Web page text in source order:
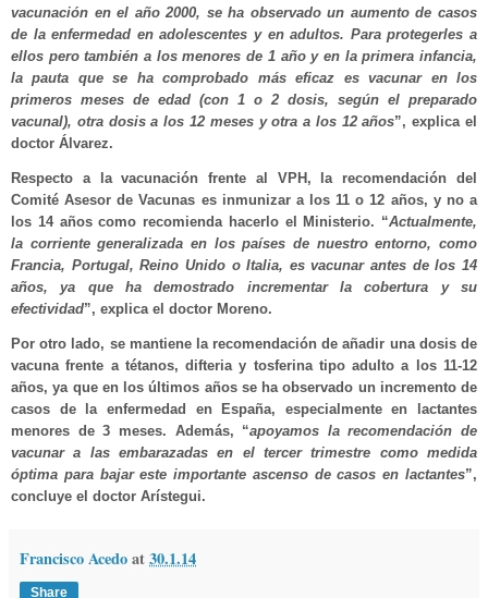
vacunación en el año 2000, se ha observado un aumento de casos
de la enfermedad en adolescentes y en adultos. Para protegerles a
ellos pero también a los menores de 1 año y en la primera infancia,
la pauta que se ha comprobado más eficaz es vacunar en los
primeros meses de edad (con 1 o 2 dosis, según el preparado
vacunal), otra dosis a los 12 meses y otra a los 12 años”, explica el
doctor Álvarez.
Respecto a la vacunación frente al VPH, la recomendación del
Comité Asesor de Vacunas es inmunizar a los 11 o 12 años, y no a
los 14 años como recomienda hacerlo el Ministerio. “Actualmente,
la corriente generalizada en los países de nuestro entorno, como
Francia, Portugal, Reino Unido o Italia, es vacunar antes de los 14
años, ya que ha demostrado incrementar la cobertura y su
efectividad”, explica el doctor Moreno.
Por otro lado, se mantiene la recomendación de añadir una dosis de
vacuna frente a tétanos, difteria y tosferina tipo adulto a los 11-12
años, ya que en los últimos años se ha observado un incremento de
casos de la enfermedad en España, especialmente en lactantes
menores de 3 meses. Además, “apoyamos la recomendación de
vacunar a las embarazadas en el tercer trimestre como medida
óptima para bajar este importante ascenso de casos en lactantes”,
concluye el doctor Arístegui.
Francisco Acedoat30.1.14
Share